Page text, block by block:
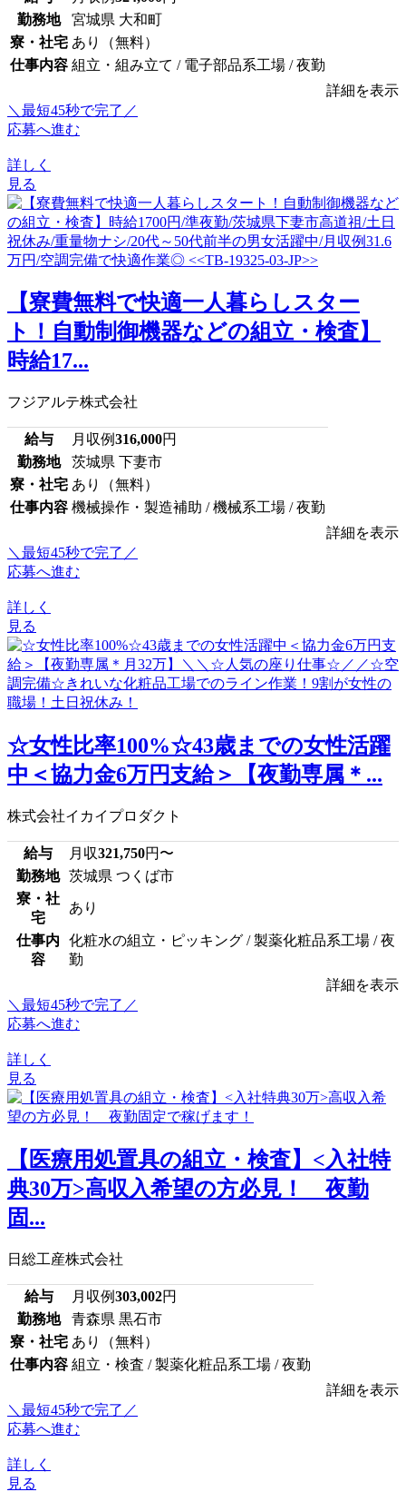
勤務地
宮城県 大和町
寮・社宅 あり（無料）
仕事内容 組立・組み立て / 電子部品系工場 / 夜勤
詳細を表示
＼最短45秒で完了／
応募へ進む
詳しく
見る
【寮費無料で快適一人暮らしスター
ト！自動制御機器などの組立・検査】
時給17...
フジアルテ株式会社
給与 月収例316,000円
勤務地
茨城県 下妻市
寮・社宅 あり（無料）
仕事内容 機械操作・製造補助 / 機械系工場 / 夜勤
詳細を表示
＼最短45秒で完了／
応募へ進む
詳しく
見る
☆女性比率100%☆43歳までの女性活躍
中＜協力金6万円支給＞【夜勤専属＊...
株式会社イカイプロダクト
給与 月収321,750円〜
勤務地
茨城県 つくば市
寮・社
宅
あり
仕事内
容
化粧水の組立・ピッキング / 製薬化粧品系工場 / 夜
勤
詳細を表示
＼最短45秒で完了／
応募へ進む
詳しく
見る
【医療用処置具の組立・検査】<入社特
典30万>高収入希望の方必見！ 夜勤
固...
日総工産株式会社
給与 月収例303,002円
勤務地
青森県 黒石市
寮・社宅 あり（無料）
仕事内容 組立・検査 / 製薬化粧品系工場 / 夜勤
詳細を表示
＼最短45秒で完了／
応募へ進む
詳しく
見る